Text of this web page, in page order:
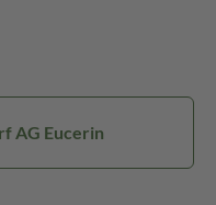
AG Eucerin